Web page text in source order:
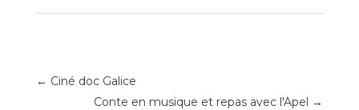
← Ciné doc Galice
Conte en musique et repas avec l'Apel →